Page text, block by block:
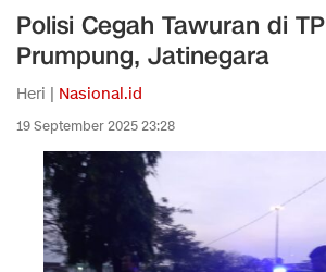
Polisi Cegah Tawuran di
Prumpung, Jatinegara
Heri | Nasional.id
19 September 2025 23:28